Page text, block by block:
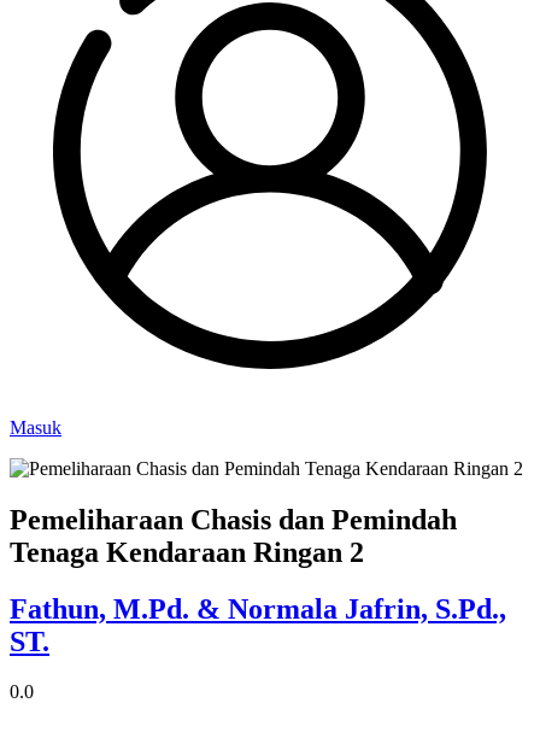
Masuk
Pemeliharaan Chasis dan Pemindah
Tenaga Kendaraan Ringan 2
Fathun, M.Pd. & Normala Jafrin, S.Pd.,
ST.
0.0